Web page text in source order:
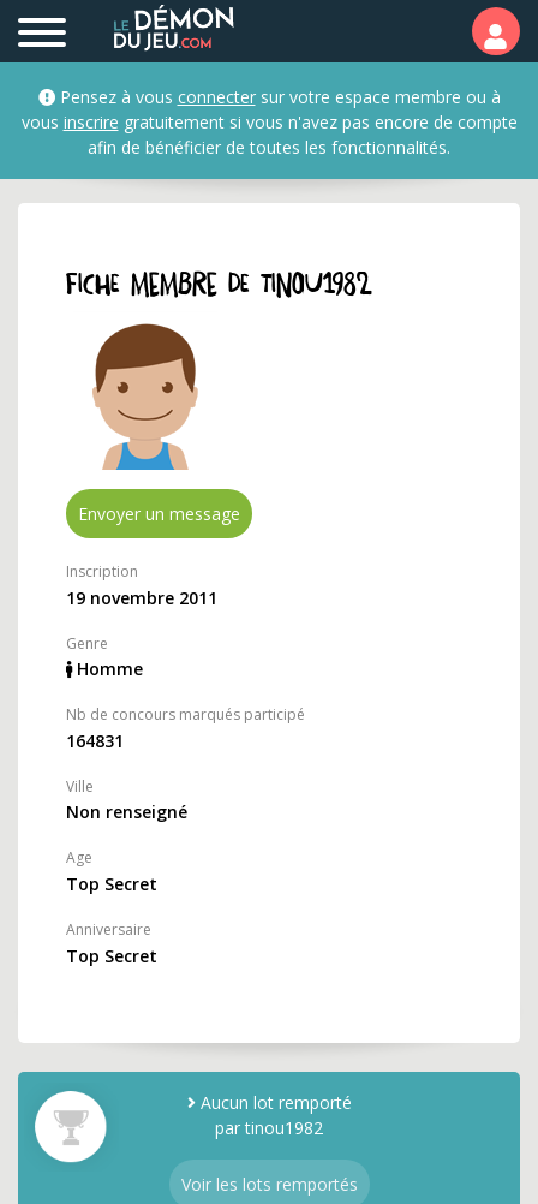
Profil et fiche membre
Pensez à vous connectersur votre espace membre ou à
vous inscrire gratuitement si vous n'avez pas encore de compte
afin de bénéficier de toutes les fonctionnalités.
Fiche membre de tinou1982
Envoyer un message
Inscription
19 novembre 2011
Genre
Homme
Nb de concours marqués participé
164831
Ville
Non renseigné
Age
Top Secret
Anniversaire
Top Secret
Aucun lot remporté
par tinou1982
Voir les lots remportés